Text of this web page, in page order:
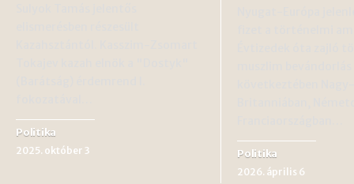
Politika
2025. október 3 Politika
2026. április 6